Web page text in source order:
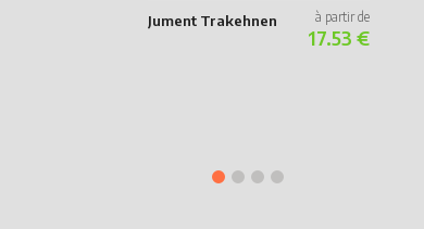
Jument Trakehnen
17.53 €